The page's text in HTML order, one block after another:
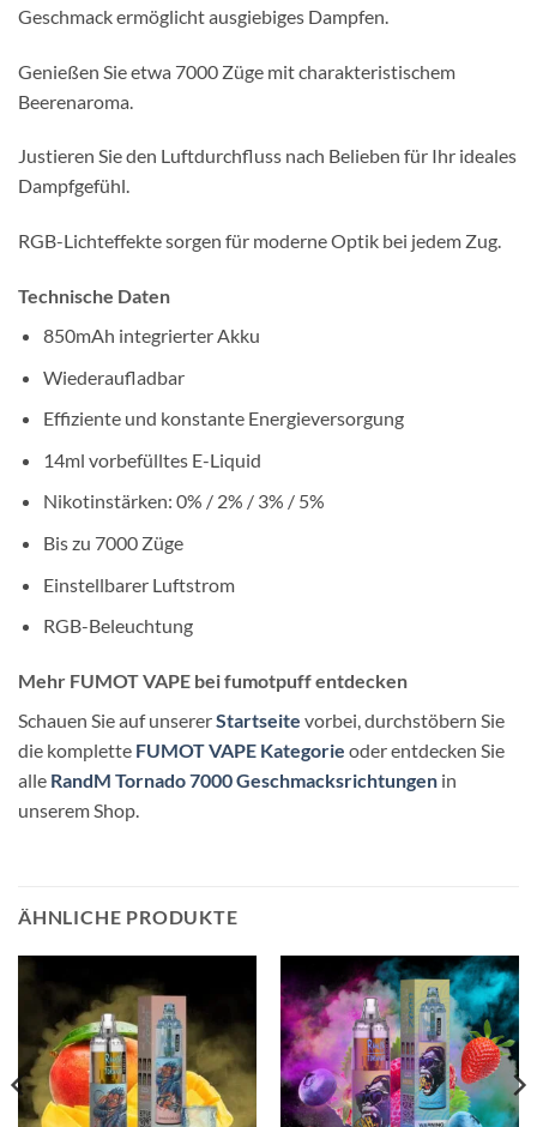
Geschmack ermöglicht ausgiebiges Dampfen.
Genießen Sie etwa 7000 Züge mit charakteristischem
Beerenaroma.
Justieren Sie den Luftdurchfluss nach Belieben für Ihr ideales
Dampfgefühl.
RGB-Lichteffekte sorgen für moderne Optik bei jedem Zug.
Technische Daten
850mAh integrierter Akku
Wiederaufladbar
Effiziente und konstante Energieversorgung
14ml vorbefülltes E-Liquid
Nikotinstärken: 0% / 2% / 3% / 5%
Bis zu 7000 Züge
Einstellbarer Luftstrom
RGB-Beleuchtung
Mehr FUMOT VAPE bei fumotpuff entdecken
Schauen Sie auf unsererStartseite vorbei, durchstöbern Sie
die komplette FUMOT VAPE Kategorie oder entdecken Sie
alle RandM Tornado 7000 Geschmacksrichtungen in
unserem Shop.
ÄHNLICHE PRODUKTE